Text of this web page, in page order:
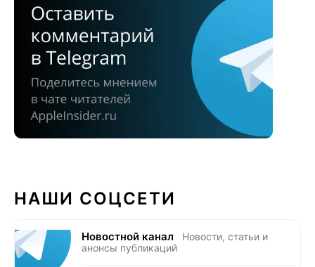
НАШИ СОЦСЕТИ
Новостной канал
Новости, статьи и
анонсы публикаций